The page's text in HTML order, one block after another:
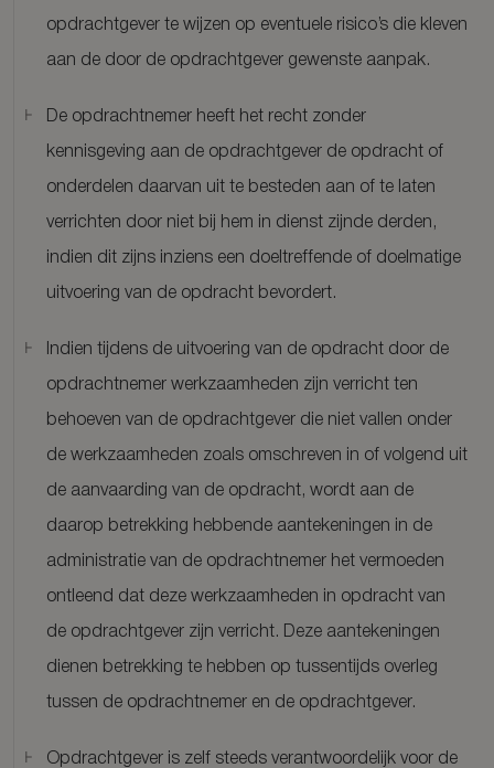
opdrachtgever te wijzen op eventuele risico’s die kleven
aan de door de opdrachtgever gewenste aanpak.
De opdrachtnemer heeft het recht zonder
kennisgeving aan de opdrachtgever de opdracht of
onderdelen daarvan uit te besteden aan of te laten
verrichten door niet bij hem in dienst zijnde derden,
indien dit zijns inziens een doeltreffende of doelmatige
uitvoering van de opdracht bevordert.
Indien tijdens de uitvoering van de opdracht door de
opdrachtnemer werkzaamheden zijn verricht ten
behoeven van de opdrachtgever die niet vallen onder
de werkzaamheden zoals omschreven in of volgend uit
de aanvaarding van de opdracht, wordt aan de
daarop betrekking hebbende aantekeningen in de
administratie van de opdrachtnemer het vermoeden
ontleend dat deze werkzaamheden in opdracht van
de opdrachtgever zijn verricht. Deze aantekeningen
dienen betrekking te hebben op tussentijds overleg
tussen de opdrachtnemer en de opdrachtgever.
Opdrachtgever is zelf steeds verantwoordelijk voor de